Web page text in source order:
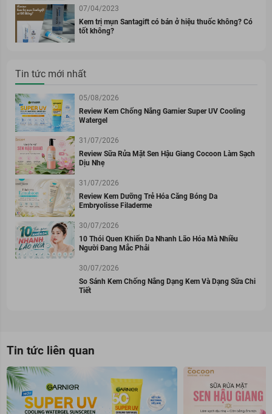
07/04/2023
Kem trị mụn Santagift có bán ở hiệu thuốc không? Có
tốt không?
Tin tức mới nhất
05/08/2026
Review Kem Chống Nắng Garnier Super UV Cooling
Watergel
31/07/2026
Review Sữa Rửa Mặt Sen Hậu Giang Cocoon Làm Sạch
Dịu Nhẹ
31/07/2026
Review Kem Dưỡng Trẻ Hóa Căng Bóng Da
Embryolisse Filaderme
30/07/2026
10 Thói Quen Khiến Da Nhanh Lão Hóa Mà Nhiều
Người Đang Mắc Phải
30/07/2026
So Sánh Kem Chống Nắng Dạng Kem Và Dạng Sữa Chi
Tiết
Tin tức liên quan